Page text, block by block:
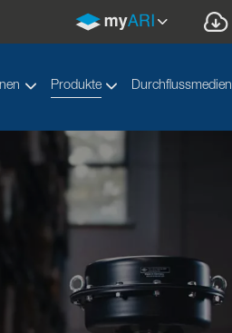
Produkte Durchflussmedien